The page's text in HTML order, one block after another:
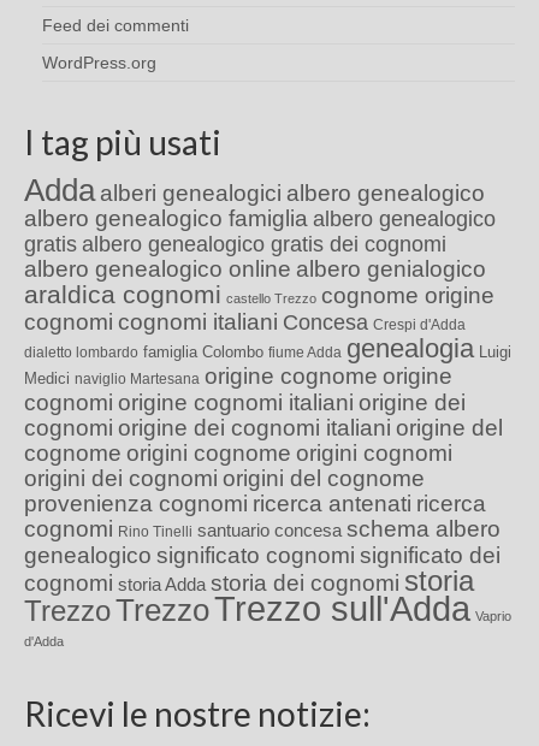
Feed dei commenti
WordPress.org
I tag più usati
Adda alberi genealogici albero genealogico
albero genealogico famiglia albero genealogico
gratis albero genealogico gratis dei cognomi
albero genealogico online albero genialogico
araldica cognomi castello Trezzo cognome origine
cognomi cognomi italiani Concesa Crespi d'Adda
dialetto lombardo famiglia Colombo fiume Adda genealogia Luigi
Medici naviglio Martesana origine cognome origine
cognomi origine cognomi italiani origine dei
cognomi origine dei cognomi italiani origine del
cognome origini cognome origini cognomi
origini dei cognomi origini del cognome
provenienza cognomi ricerca antenati ricerca
cognomi Rino Tinelli santuario concesa schema albero
genealogico significato cognomi significato dei
cognomi storia Adda storia dei cognomi storia
TrezzoTrezzoTrezzo sull'Adda Vaprio
d'Adda
Ricevi le nostre notizie: